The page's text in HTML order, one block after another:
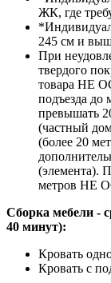
ЖК, где
245 см и
При
твердого
товара НЕ
подъезда до
превышать
(частный
(более 20
(элемента).
метров НЕ
Сборка мебели -
40 минут):
Кровать
Кровать с